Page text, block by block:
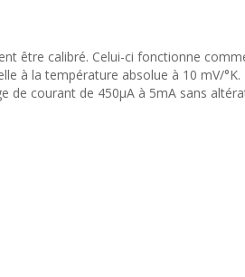
être calibré. Celui-ci fonctionne
à la température absolue à 10 mV/°K.
de courant de 450µA à 5mA sans